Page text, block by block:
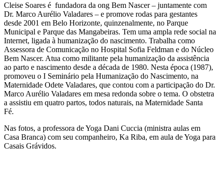
Cleise Soares é fundadora da ong Bem Nascer – juntamente com
Dr. Marco Aurélio Valadares – e promove rodas para gestantes
desde 2001 em Belo Horizonte, quinzenalmente, no Parque
Municipal e Parque das Mangabeiras. Tem uma ampla rede social na
Internet, ligada à humanização do nascimento. Trabalha como
Assessora de Comunicação no Hospital Sofia Feldman e do Núcleo
Bem Nascer. Atua como militante pela humanização da assistência
ao parto e nascimento desde a década de 1980. Nesta época (1987),
promoveu o I Seminário pela Humanização do Nascimento, na
Maternidade Odete Valadares, que contou com a participação do Dr.
Marco Aurélio Valadares em mesa redonda sobre o tema. O obstetra
a assistiu em quatro partos, todos naturais, na Maternidade Santa
Fé.
Nas fotos, a professora de Yoga Dani Cuccia (ministra aulas em
Casa Branca) com seu companheiro, Ka Riba, em aula de Yoga para
Casais Grávidos.